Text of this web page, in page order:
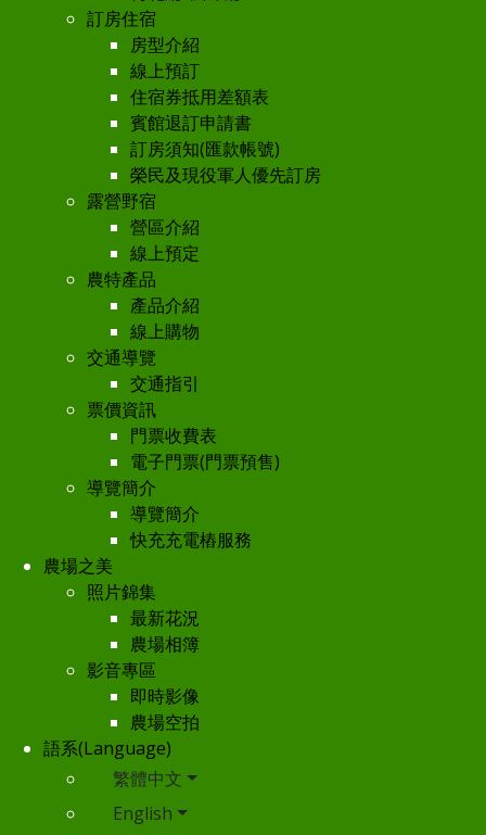
訂房住宿
房型介紹
線上預訂
住宿券抵用差額表
賓館退訂申請書
訂房須知(匯款帳號)
榮民及現役軍人優先訂房
露營野宿
營區介紹
線上預定
農特產品
產品介紹
線上購物
交通導覽
交通指引
票價資訊
門票收費表
電子門票(門票預售)
導覽簡介
導覽簡介
快充充電樁服務
農場之美
照片錦集
最新花況
農場相簿
影音專區
即時影像
農場空拍
語系(Language)
繁體中文
English